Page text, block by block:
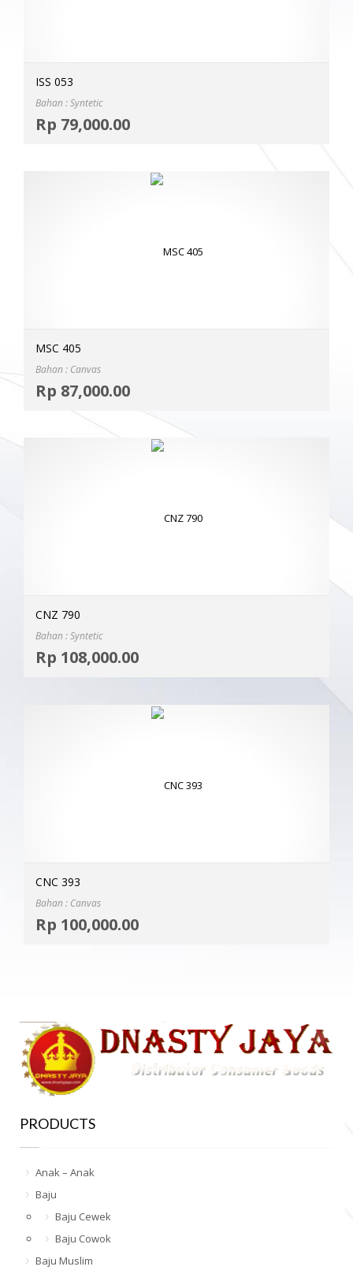
ISS 053
Bahan : Syntetic
Rp 79,000.00
MSC 405
Bahan : Canvas
Rp 87,000.00
CNZ 790
Bahan : Syntetic
Rp 108,000.00
CNC 393
Bahan : Canvas
Rp 100,000.00
PRODUCTS
Anak – Anak
Baju
Baju Cewek
Baju Cowok
Baju Muslim